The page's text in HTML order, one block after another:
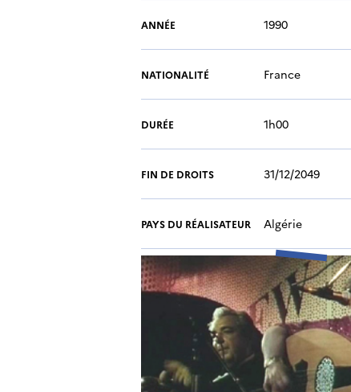
ANNÉE 1990
NATIONALITÉ France
DURÉE 1h00
FIN DE DROITS 31/12/2049
PAYS DU RÉALISATEUR Algérie